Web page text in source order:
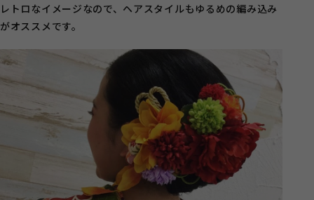
レトロなイメージなので、ヘアスタイルもゆるめの編み込み
がオススメです。